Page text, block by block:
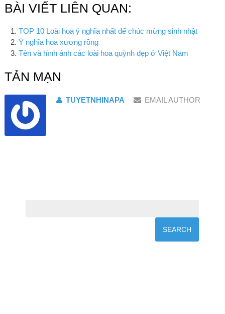
BÀI VIẾT LIÊN QUAN:
TOP 10 Loài hoa ý nghĩa nhất để chúc mừng sinh nhật
Ý nghĩa hoa xương rồng
Tên và hình ảnh các loài hoa quỳnh đẹp ở Việt Nam
TẢN MẠN
TUYETNHINAPA EMAIL AUTHOR